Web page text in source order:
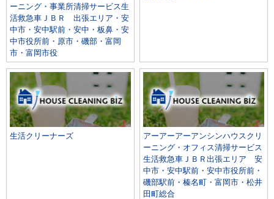
ーニング・事業所清掃サービス生
活救急車ＪＢＲ 出張エリア・安
中市・安中駅前・安中・板鼻・安
中市役所前・原市・磯部・富岡
市・富岡市役
生活クリーナーズ
アーアーアーアンシンハウスクリ
ーニング・オフィス清掃サービス
生活救急車ＪＢＲ出張エリア 安
中市・安中駅前・安中市役所前・
磯部駅前・榛名町・富岡市・松井
田町総合